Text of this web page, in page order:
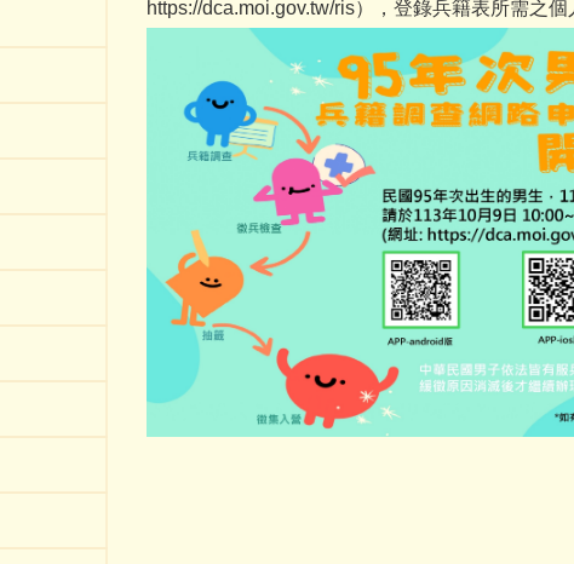
https://dca.moi.gov.tw/ris），登錄兵籍表所需之